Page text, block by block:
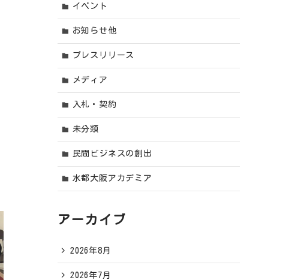
イベント
お知らせ他
プレスリリース
メディア
入札・契約
未分類
民間ビジネスの創出
水都大阪アカデミア
アーカイブ
2026年8月
2026年7月